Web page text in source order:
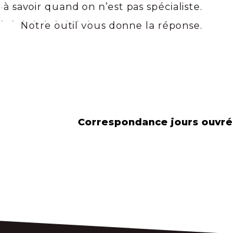
à savoir quand on n’est pas spécialiste.
Notre outil vous donne la réponse.
Correspondance jours